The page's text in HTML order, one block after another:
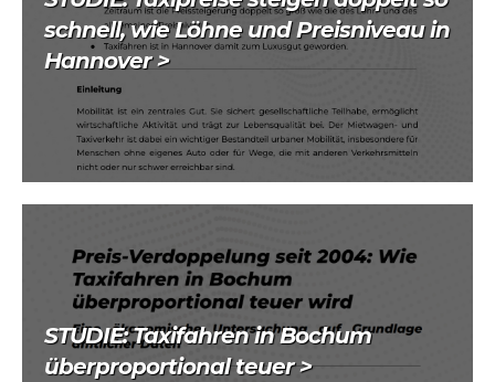
schnell, wie Löhne und Preisniveau in
Hannover >
STUDIE: Taxifahren in Bochum
überproportional teuer >